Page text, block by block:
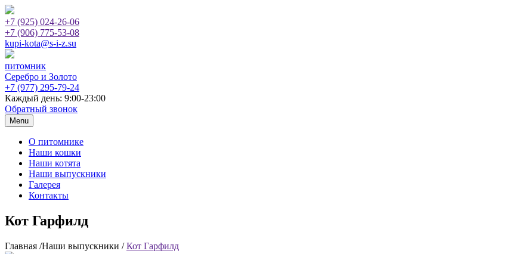
+7 (925) 024-26-06
+7 (906) 775-53-08
kupi-kota@s-i-z.su
питомник
Серебро и Золото
+7 (977) 295-79-24
Каждый день: 9:00-23:00
Обратный звонок
Menu
О питомнике
Наши кошки
Наши котята
Наши выпускники
Галерея
Контакты
Кот Гарфилд
Главная /Наши выпускники /Кот Гарфилд